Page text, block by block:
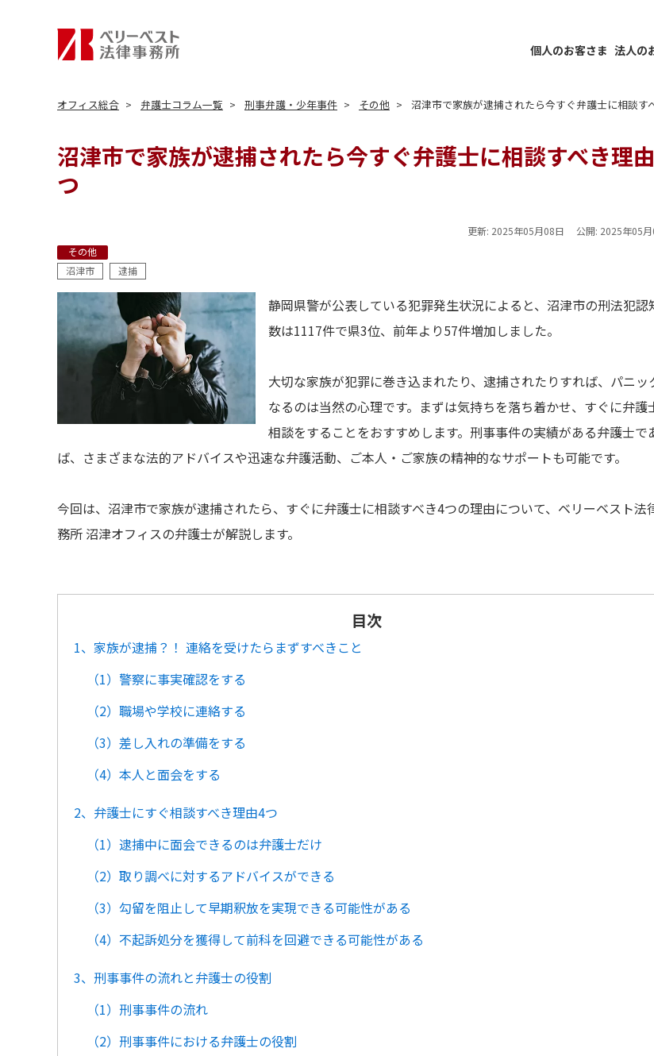
個人のお客さま 法人の
オフィス総合 弁護士コラム一覧 刑事弁護・少年事件 その他 沼津市で家族が逮捕されたら今すぐ弁護士に相談す
沼津市で家族が逮捕されたら今すぐ弁護士に相談すべき理
つ
更新: 2025年05月08日 公開: 2025年05
その他
沼津市
逮捕
静岡県警が公表している犯罪発生状況によると、沼津市の刑法犯認
数は1117件で県3位、前年より57件増加しました。
大切な家族が犯罪に巻き込まれたり、逮捕されたりすれば、パニッ
なるのは当然の心理です。まずは気持ちを落ち着かせ、すぐに弁護
相談をすることをおすすめします。刑事事件の実績がある弁護士で
ば、さまざまな法的アドバイスや迅速な弁護活動、ご本人・ご家族の精神的なサポートも可能です。
今回は、沼津市で家族が逮捕されたら、すぐに弁護士に相談すべき4つの理由について、ベリーベスト法
務所 沼津オフィスの弁護士が解説します。
目次
1、家族が逮捕？！ 連絡を受けたらまずすべきこと
（1）警察に事実確認をする
（2）職場や学校に連絡する
（3）差し入れの準備をする
（4）本人と面会をする
2、弁護士にすぐ相談すべき理由4つ
（1）逮捕中に面会できるのは弁護士だけ
（2）取り調べに対するアドバイスができる
（3）勾留を阻止して早期釈放を実現できる可能性がある
（4）不起訴処分を獲得して前科を回避できる可能性がある
3、刑事事件の流れと弁護士の役割
（1）刑事事件の流れ
（2）刑事事件における弁護士の役割